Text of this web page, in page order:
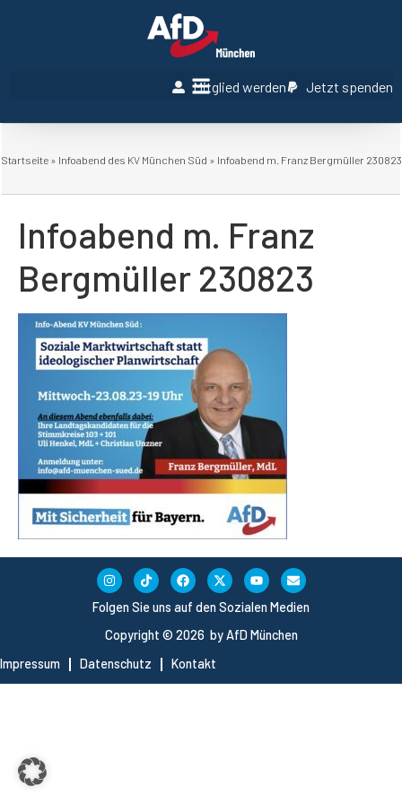
Mitglied werden Jetzt spenden
Startseite » Infoabend des KV München Süd » Infoabend m. Franz Bergmüller 230823
Infoabend m. Franz
Bergmüller 230823
Copyright © 2026 by AfD München
Impressum
Datenschutz Kontakt
Folgen Sie uns auf den Sozialen Medien